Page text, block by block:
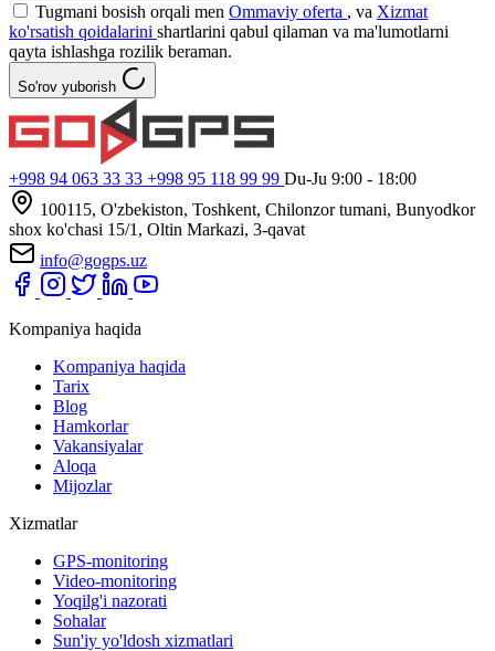
Tugmani bosish orqali men Ommaviy oferta , va Xizmat
ko'rsatish qoidalarini shartlarini qabul qilaman va ma'lumotlarni
qayta ishlashga rozilik beraman.
So'rov yuborish
+998 94 063 33 33 +998 95 118 99 99 Du-Ju 9:00 - 18:00
100115, O'zbekiston, Toshkent, Chilonzor tumani, Bunyodkor
shox ko'chasi 15/1, Oltin Markazi, 3-qavat
info@gogps.uz
Kompaniya haqida
Kompaniya haqida
Tarix
Blog
Hamkorlar
Vakansiyalar
Aloqa
Mijozlar
Xizmatlar
GPS-monitoring
Video-monitoring
Yoqilg'i nazorati
Sohalar
Sun'iy yo'ldosh xizmatlari